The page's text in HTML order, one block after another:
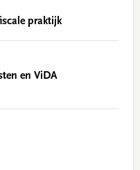
praktijk
en ViDA